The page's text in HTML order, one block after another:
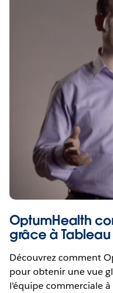
OptumHealth
grâce à Tableau
Découvrez comment
pour obtenir une vue
l'équipe commerciale